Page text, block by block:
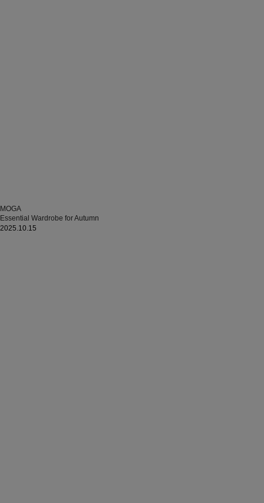
MOGA
Essential Wardrobe for Autumn
2025.10.15